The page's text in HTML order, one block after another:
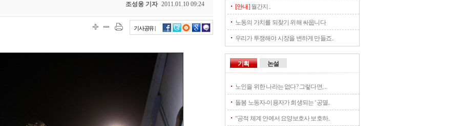
조성웅 기자 2011.01.10 09:24
기사공유 |
[안내]월간지..
노동의 가치를 되찾기 위해 싸웁니다
우리가 투쟁해야 시장을 변하게 만들죠..
기획
노인을 위한 나라는 없다? 그렇다면, ..
돌봄 노동자-이용자가 희생되는 ‘공멸..
“공적 체계 안에서 요양보호사 보호하..
논설